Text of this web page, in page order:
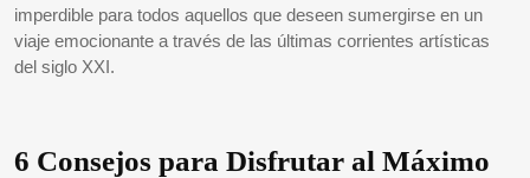
imperdible para todos aquellos que deseen sumergirse en un
viaje emocionante a través de las últimas corrientes artísticas
del siglo XXI.
6 Consejos para Disfrutar al Máximo